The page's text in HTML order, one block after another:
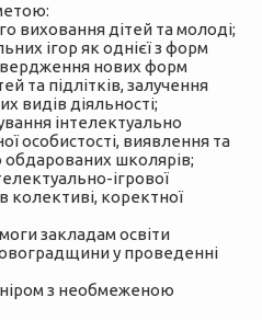
виховання дітей та молоді;
ігор як однієї з форм
нових форм
та підлітків, залучення
видів діяльності;
інтелектуально
особистості, виявлення та
обдарованих школярів;
ігрової
колективі, коректної
закладам освіти
у проведенні
з необмеженою